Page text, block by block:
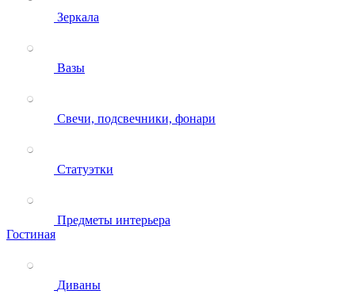
Зеркала
Вазы
Свечи, подсвечники, фонари
Статуэтки
Предметы интерьера
Гостиная
Диваны